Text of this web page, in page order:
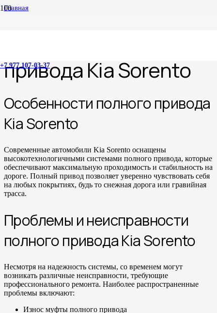
+7 977 107-03-37
Главная
привода Kia Sorento
Особенности полного привода
Kia Sorento
Современные автомобили Kia Sorento оснащены
высокотехнологичными системами полного привода, которые
обеспечивают максимальную проходимость и стабильность на
дороге. Полный привод позволяет уверенно чувствовать себя
на любых покрытиях, будь то снежная дорога или гравийная
трасса.
Проблемы и неисправности
полного привода Kia Sorento
Несмотря на надежность системы, со временем могут
возникать различные неисправности, требующие
профессионального ремонта. Наиболее распространенные
проблемы включают:
Износ муфты полного привода